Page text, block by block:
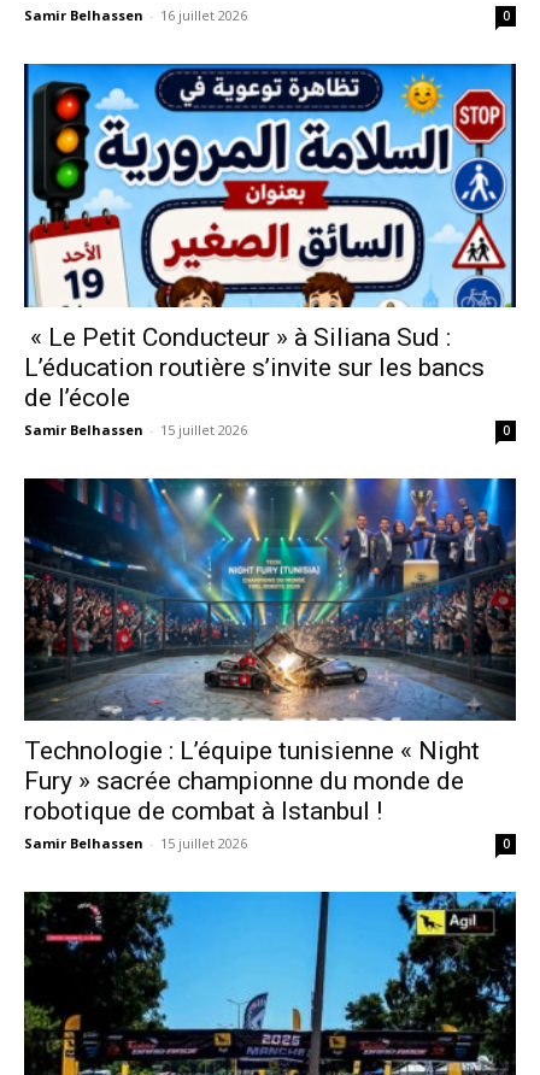
Samir Belhassen - 16 juillet 2026 0
« Le Petit Conducteur » à Siliana Sud :
L’éducation routière s’invite sur les bancs
de l’école
Samir Belhassen - 15 juillet 2026 0
Technologie : L’équipe tunisienne « Night
Fury » sacrée championne du monde de
robotique de combat à Istanbul !
Samir Belhassen - 15 juillet 2026 0